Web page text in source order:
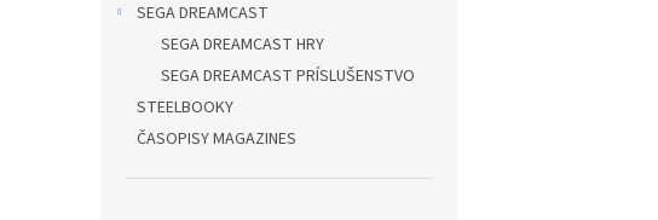
SEGA DREAMCAST
SEGA DREAMCAST HRY
SEGA DREAMCAST PRÍSLUŠENSTVO
STEELBOOKY
ČASOPISY MAGAZINES